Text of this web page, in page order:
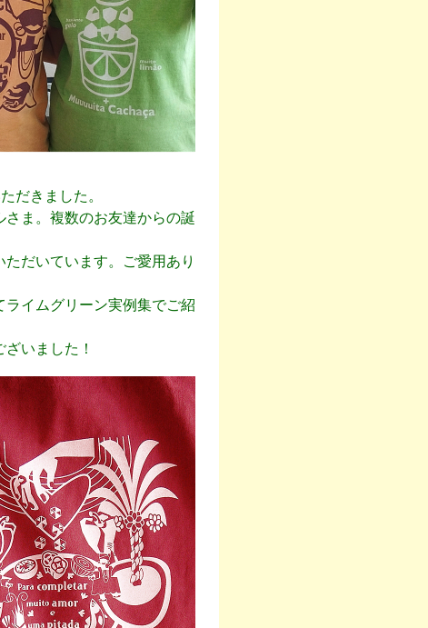
きました。
ま。複数のお友達からの誕
だいています。ご愛用あり
イムグリーン実例集でご紹
いました！